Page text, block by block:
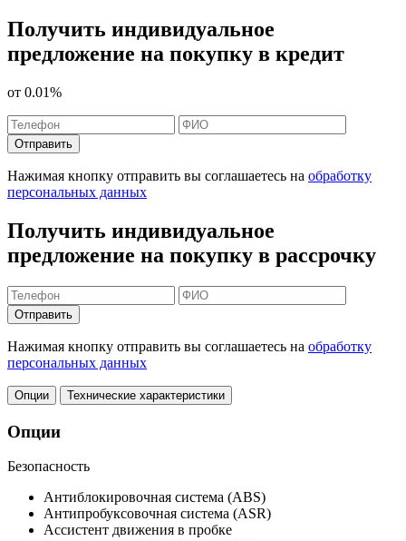
Получить индивидуальное
предложение на покупку в кредит
от 0.01%
Отправить
Нажимая кнопку отправить вы соглашаетесь на обработку
персональных данных
Получить индивидуальное
предложение на покупку в рассрочку
Отправить
Нажимая кнопку отправить вы соглашаетесь на обработку
персональных данных
Опции Технические характеристики
Опции
Безопасность
Антиблокировочная система (ABS)
Антипробуксовочная система (ASR)
Ассистент движения в пробке